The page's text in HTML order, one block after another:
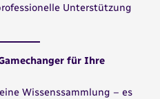
Unterstützung
für Ihre
Wissenssammlung – es